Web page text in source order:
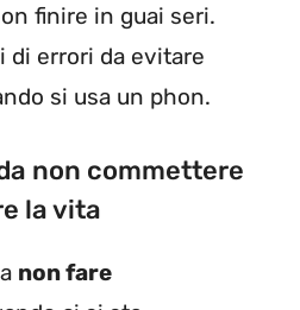
finire in guai seri.
di errori da evitare
si usa un phon.
non commettere
la vita
non fare